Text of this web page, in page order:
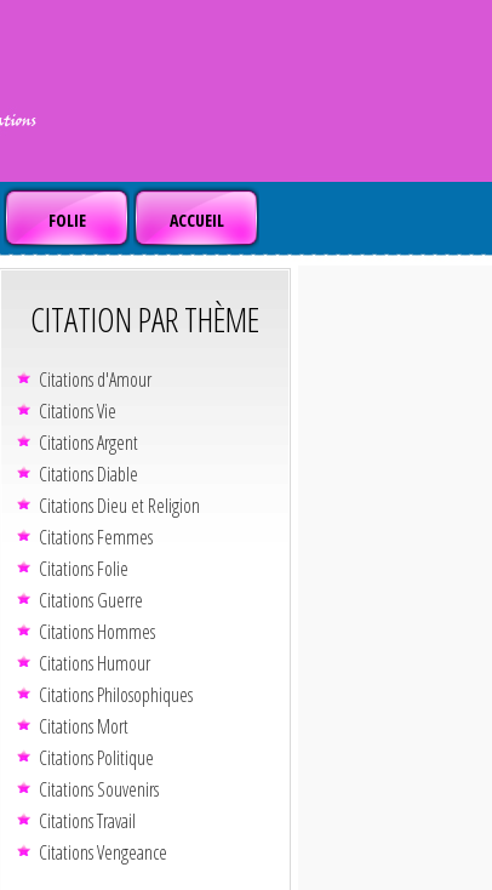
FOLIE ACCUEIL
CITATION PAR THÈME
Citations d'Amour
Citations Vie
Citations Argent
Citations Diable
Citations Dieu et Religion
Citations Femmes
Citations Folie
Citations Guerre
Citations Hommes
Citations Humour
Citations Philosophiques
Citations Mort
Citations Politique
Citations Souvenirs
Citations Travail
Citations Vengeance